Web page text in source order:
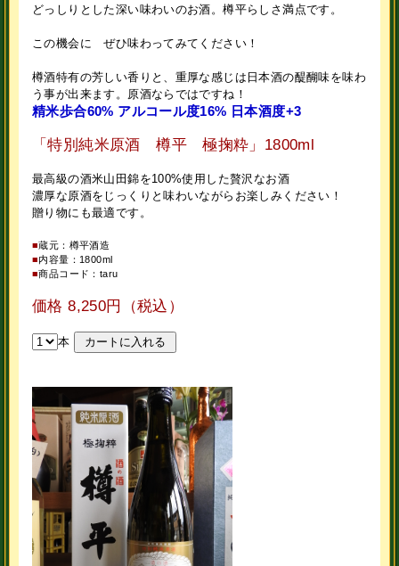
どっしりとした深い味わいのお酒。樽平らしさ満点です。
この機会に ぜひ味わってみてください！
樽酒特有の芳しい香りと、重厚な感じは日本酒の醍醐味を味わ
う事が出来ます。原酒ならではですね！
精米歩合60% アルコール度16% 日本酒度+3
「特別純米原酒 樽平 極掬粋」1800ml
最高級の酒米山田錦を100%使用した贅沢なお酒
濃厚な原酒をじっくりと味わいながらお楽しみください！
贈り物にも最適です。
■蔵元：樽平酒造
■内容量：1800ml
■商品コード：taru
価格 8,250円（税込）
本